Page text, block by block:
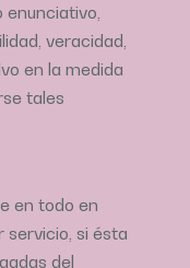
enunciativo,
veracidad,
en la medida
tales
en todo en
servicio, si ésta
del